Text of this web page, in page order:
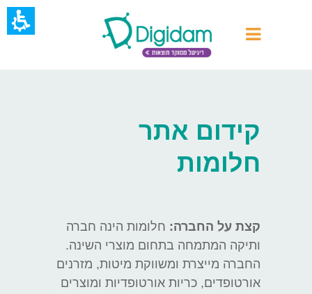
קידום אתר
חלומות
קצת על החברה: חלומות הינה חברה
ותיקה המתמחה בתחום מוצרי השינה.
החברה מייצרת ומשווקת מיטות, מזרנים
אורטופדים, כריות אורטופדיות ומוצרים